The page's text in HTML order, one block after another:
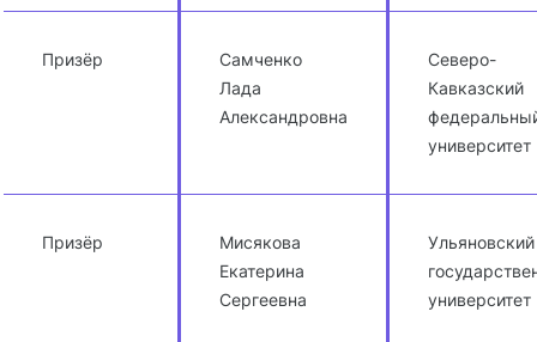
Призёр
Самченко
Лада
Александровна
Северо-
Кавказский
университет
Призёр
Мисякова
Екатерина
Сергеевна
Ульяновский
университет